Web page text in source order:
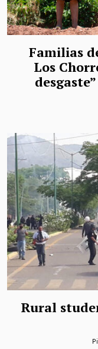
Familias
Los
Rural